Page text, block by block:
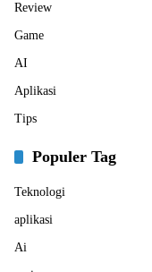
Review
Game
AI
Aplikasi
Tips
Populer Tag
Teknologi
aplikasi
Ai